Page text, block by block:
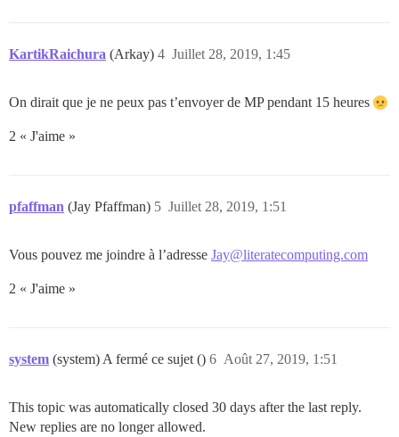
KartikRaichura (Arkay) Juillet 28, 2019, 1:45
4
On dirait que je ne peux pas t’envoyer de MP pendant 15 heures
2 « J'aime »
pfaffman (Jay Pfaffman) Juillet 28, 2019, 1:51
5
Vous pouvez me joindre à l’adresse Jay@literatecomputing.com
2 « J'aime »
system (system) A fermé ce sujet () Août 27, 2019, 1:51
6
This topic was automatically closed 30 days after the last reply.
New replies are no longer allowed.